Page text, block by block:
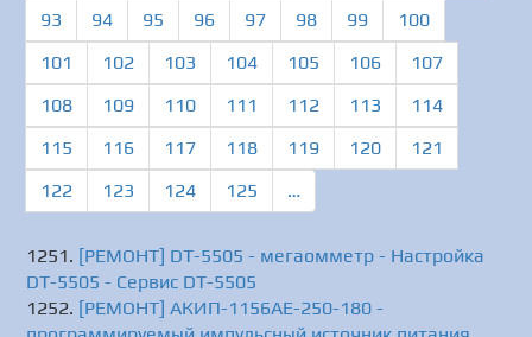
93
94 95 96 97 98 99
100
101
102 103 104 105 106
107
108
109 110 111 112 113
114
115
116 117 118 119 120
121
122
123 124 125 …
[РЕМОНТ] DT-5505 - мегаомметр - Настройка
DT-5505 - Сервис DT-5505
[РЕМОНТ] АКИП-1156АЕ-250-180 -